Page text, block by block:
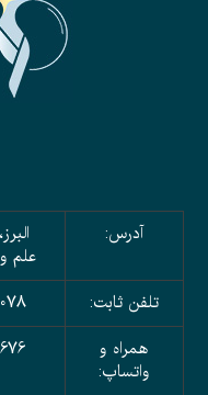
آدرس:
علم
تلفن ثابت:
همراه و
واتساپ: